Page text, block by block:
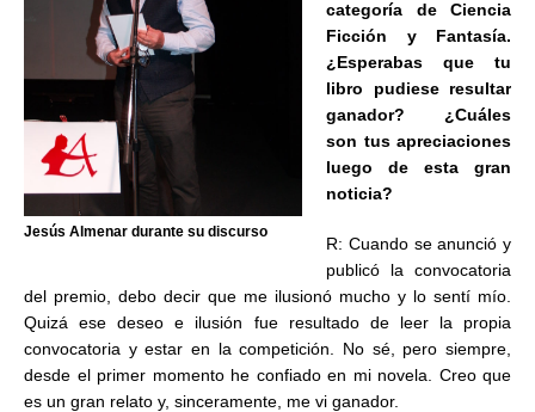
Jesús Almenar durante su discurso
categoría de Ciencia
Ficción y Fantasía.
¿Esperabas que tu
libro pudiese resultar
ganador? ¿Cuáles
son tus apreciaciones
luego de esta gran
noticia?
R: Cuando se anunció y
publicó la convocatoria
del premio, debo decir que me ilusionó mucho y lo sentí mío.
Quizá ese deseo e ilusión fue resultado de leer la propia
convocatoria y estar en la competición. No sé, pero siempre,
desde el primer momento he confiado en mi novela. Creo que
es un gran relato y, sinceramente, me vi ganador.